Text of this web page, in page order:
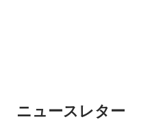
ニュースレター